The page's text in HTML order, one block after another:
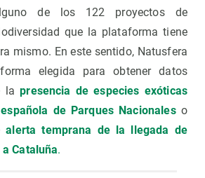
de los 122 proyectos de
que la plataforma tiene
mismo. En este sentido, Natusfera
elegida para obtener datos
lapresencia de especies exóticas
de Parques Nacionaleso
alerta temprana de la llegada de
Cataluña.